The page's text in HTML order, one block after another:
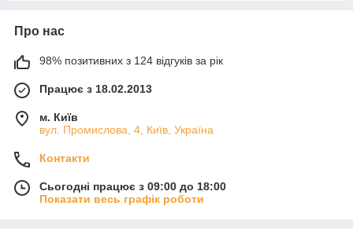
Про нас
98% позитивних з 124 відгуків за рік
Працює з 18.02.2013
м. Київ
вул. Промислова, 4, Київ, Україна
Контакти
Сьогодні працює з 09:00 до 18:00
Показати весь графік роботи